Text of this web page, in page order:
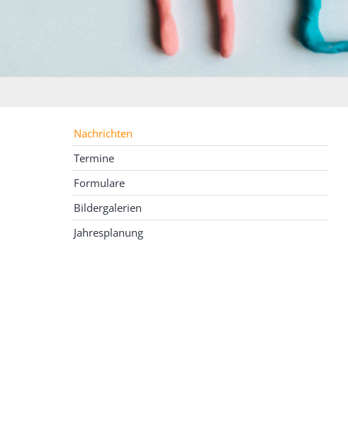
Nachrichten
Termine
Formulare
Bildergalerien
Jahresplanung